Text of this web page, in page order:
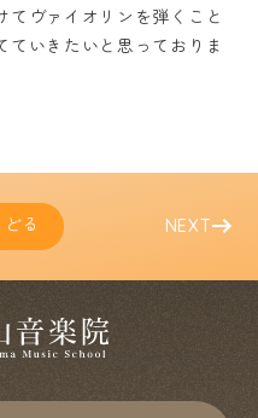
ヴァイオリンを弾くこと
いきたいと思っておりま
る NEXT